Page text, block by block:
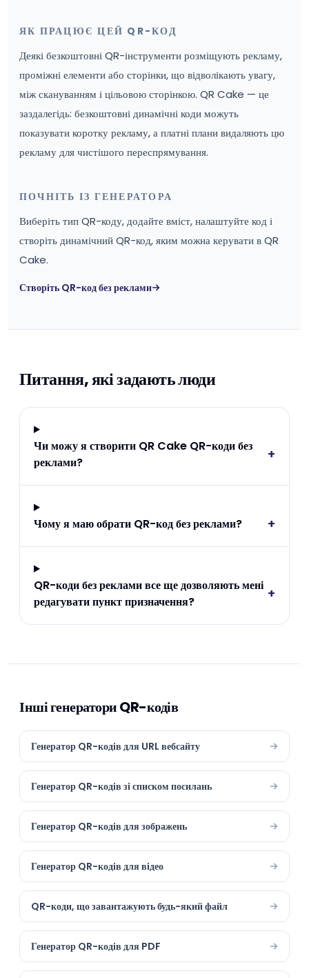
ЯК ПРАЦЮЄ ЦЕЙ QR-КОД
Деякі безкоштовні QR-інструменти розміщують рекламу,
проміжні елементи або сторінки, що відволікають увагу,
між скануванням і цільовою сторінкою. QR Cake — це
заздалегідь: безкоштовні динамічні коди можуть
показувати коротку рекламу, а платні плани видаляють цю
рекламу для чистішого переспрямування.
ПОЧНІТЬ ІЗ ГЕНЕРАТОРА
Виберіть тип QR-коду, додайте вміст, налаштуйте код і
створіть динамічний QR-код, яким можна керувати в QR
Cake.
Створіть QR-код без реклами
Питання, які задають люди
Чи можу я створити QR Cake QR-коди без
реклами?
+
Чому я маю обрати QR-код без реклами? +
QR-коди без реклами все ще дозволяють мені
редагувати пункт призначення?
+
Інші генератори QR-кодів
Генератор QR-кодів для URL вебсайту
Генератор QR-кодів зі списком посилань
Генератор QR-кодів для зображень
Генератор QR-кодів для відео
QR-коди, що завантажують будь-який файл
Генератор QR-кодів для PDF